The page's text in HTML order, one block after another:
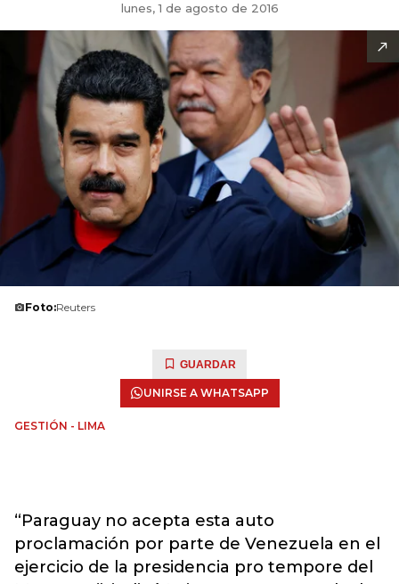
lunes, 1 de agosto de 2016
Foto:Reuters
GUARDAR
UNIRSE A WHATSAPP
GESTIÓN - LIMA
“Paraguay no acepta esta auto
proclamación por parte de Venezuela en el
ejercicio de la presidencia pro tempore del